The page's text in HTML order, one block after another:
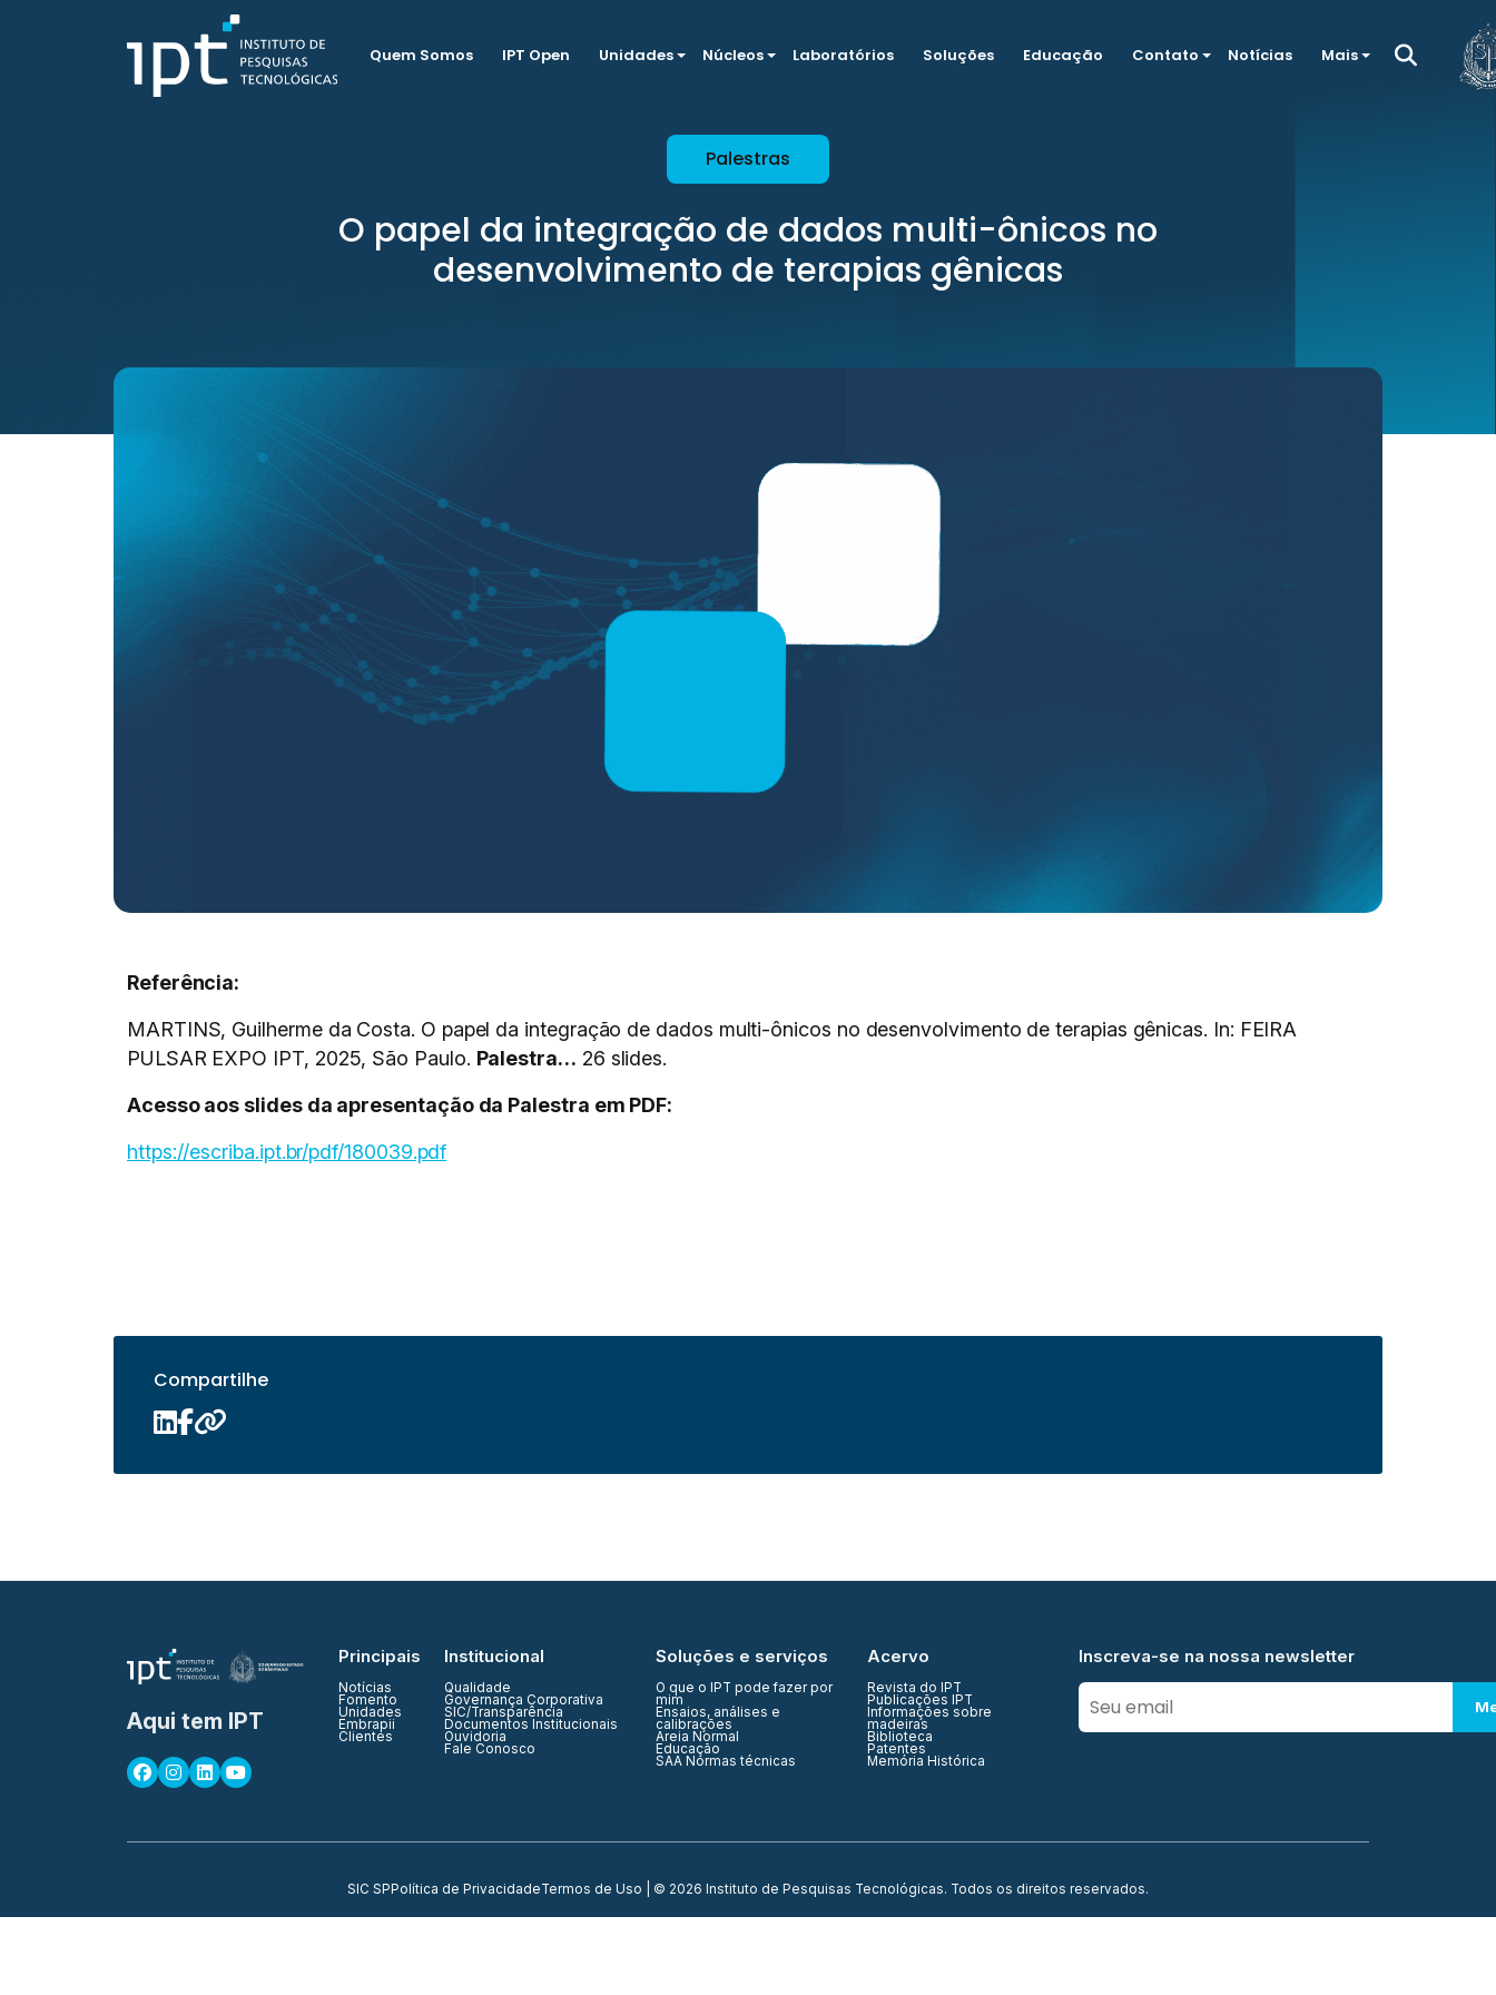
Quem Somos IPT Open Unidades Núcleos Laboratórios Soluções Educação Contato Notícias Mais
Palestras
O papel da integração de dados multi-ônicos no
desenvolvimento de terapias gênicas
Referência:
MARTINS, Guilherme da Costa. O papel da integração de dados multi-ônicos no desenvolvimento de terapias gênicas. In: FEIRA
PULSAR EXPO IPT, 2025, São Paulo. Palestra… 26 slides.
Acesso aos slides da apresentação da Palestra em PDF:
https://escriba.ipt.br/pdf/180039.pdf
Compartilhe
Aqui tem IPT
Principais
Notícias
Fomento
Unidades
Embrapii
Clientes
Institucional
Qualidade
Governança Corporativa
SIC/Transparência
Documentos Institucionais
Ouvidoria
Fale Conosco
Soluções e serviços
O que o IPT pode fazer por
mim
Ensaios, análises e
calibrações
Areia Normal
Educação
SAA Normas técnicas
Acervo
Revista do IPT
Publicações IPT
Informações sobre
madeiras
Biblioteca
Patentes
Memória Histórica
Inscreva-se na nossa newsletter
SIC SPPolítica de PrivacidadeTermos de Uso | © 2026 Instituto de Pesquisas Tecnológicas. Todos os direitos reservados.